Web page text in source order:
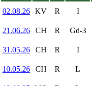
02.08.26 KV R I
21.06.26 CH R Gd-3
31.05.26 CH R I
10.05.26 CH R L